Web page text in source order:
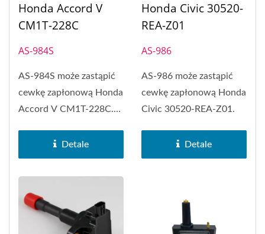
Honda Accord V
CM1T-228C
AS-984S
AS-984S może zastąpić
cewkę zapłonową Honda
Accord V CM1T-228C.
Detale
Honda Civic 30520-
REA-Z01
AS-986
AS-986 może zastąpić
cewkę zapłonową Honda
Civic 30520-REA-Z01.
Detale